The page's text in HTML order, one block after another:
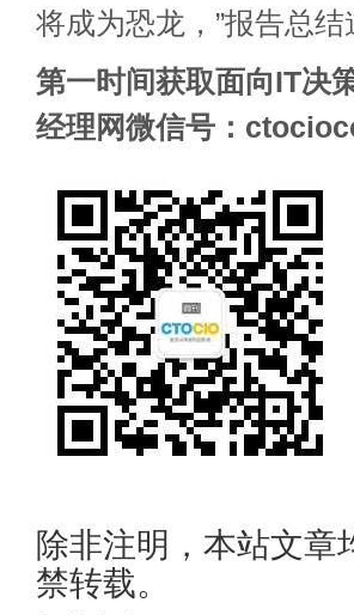
将成为恐龙，”报告总结
第一时间获取面向IT决
经理网微信号：
除非注明，本站文章
禁转载。